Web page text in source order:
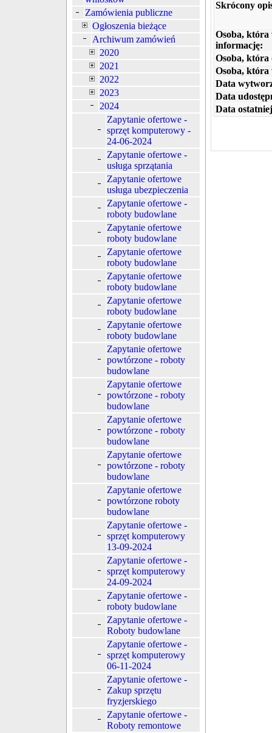
Zamówienia publiczne
Ogłoszenia bieżące
Archiwum zamówień
2020
2021
2022
2023
2024
Zapytanie ofertowe -
sprzęt komputerowy -
24-06-2024
Zapytanie ofertowe -
usługa sprzątania
Zapytanie ofertowe
usługa ubezpieczenia
Zapytanie ofertowe -
roboty budowlane
Zapytanie ofertowe
roboty budowlane
Zapytanie ofertowe
roboty budowlane
Zapytanie ofertowe
roboty budowlane
Zapytanie ofertowe
roboty budowlane
Zapytanie ofertowe
roboty budowlane
Zapytanie ofertowe
powtórzone - roboty
budowlane
Zapytanie ofertowe
powtórzone - roboty
budowlane
Zapytanie ofertowe
powtórzone - roboty
budowlane
Zapytanie ofertowe
powtórzone - roboty
budowlane
Zapytanie ofertowe
powtórzone roboty
budowlane
Zapytanie ofertowe -
sprzęt komputerowy
13-09-2024
Zapytanie ofertowe -
sprzęt komputerowy
24-09-2024
Zapytanie ofertowe -
roboty budowlane
Zapytanie ofertowe -
Roboty budowlane
Zapytanie ofertowe -
sprzęt komputerowy
06-11-2024
Zapytanie ofertowe -
Zakup sprzętu
fryzjerskiego
Zapytanie ofertowe -
Roboty remontowe
Skrócony
Osoba, która
informację:
Osoba, która
Osoba, która
Data
Data
Data